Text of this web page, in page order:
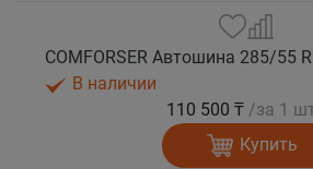
В наличии
110 500 ₸ /за 1
Купить